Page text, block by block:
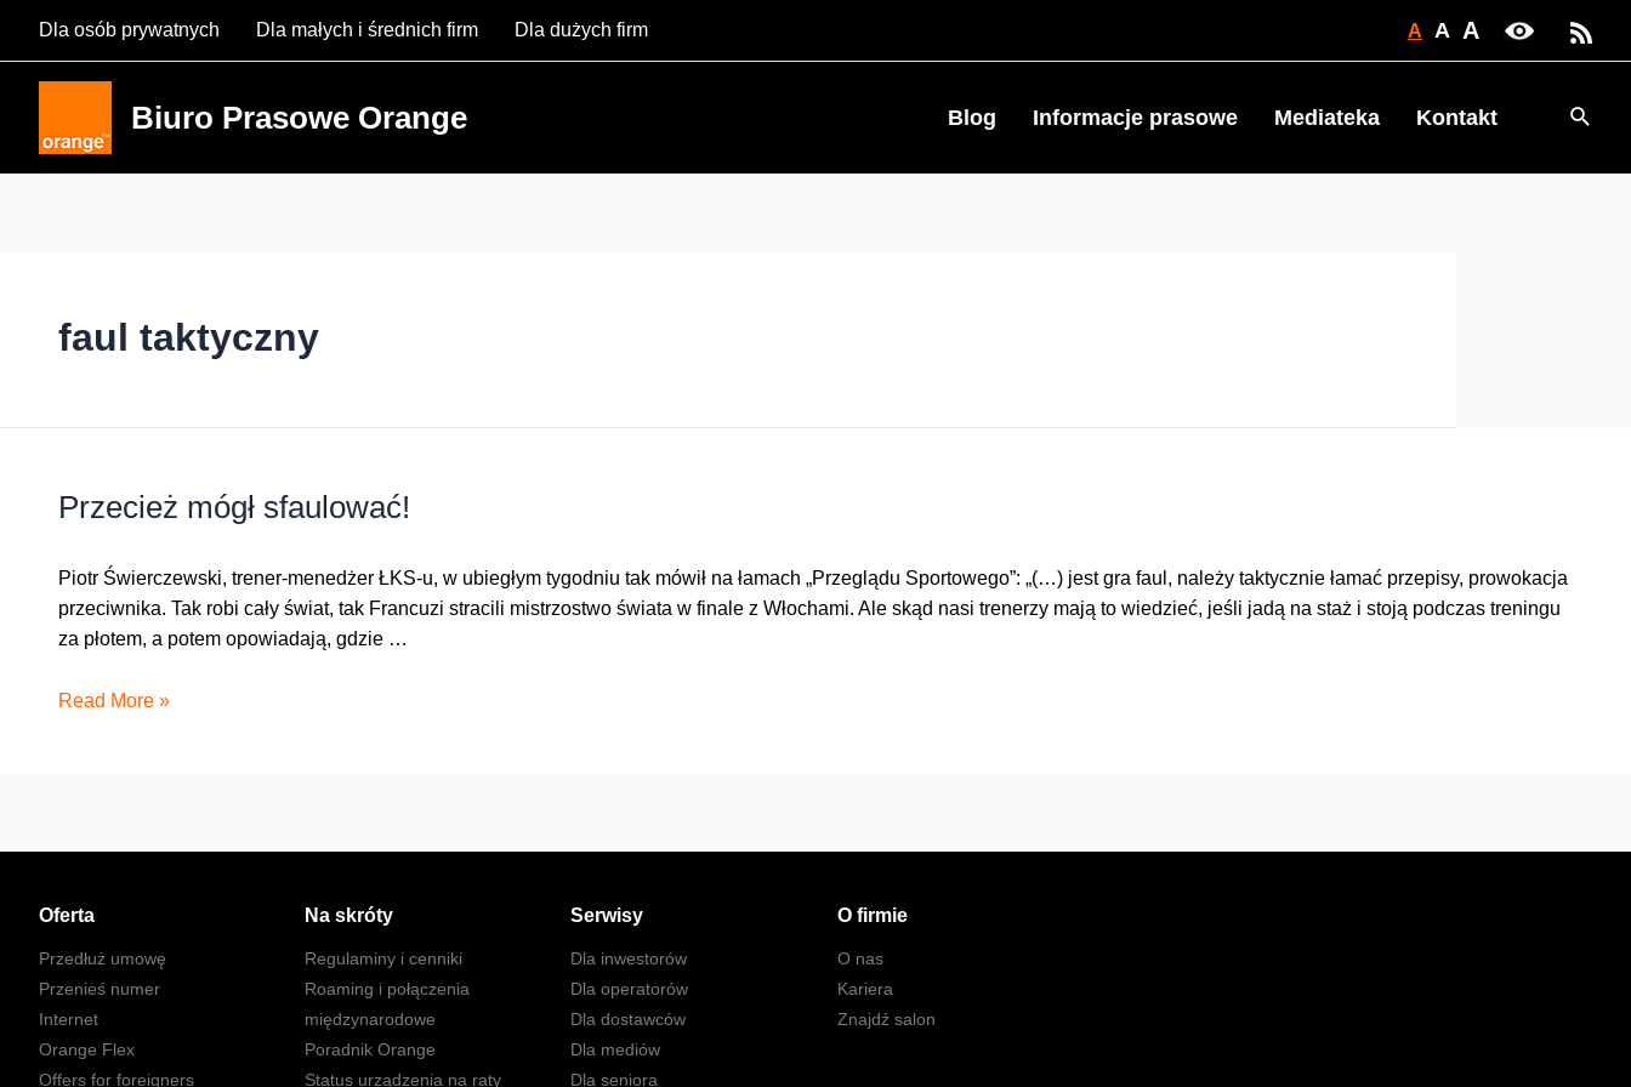
Dla osób prywatnych Dla małych i średnich firm Dla dużych firm A A A
Biuro Prasowe Orange Blog Informacje prasowe Mediateka Kontakt
faul taktyczny
Przecież mógł sfaulować!
Piotr Świerczewski, trener-menedżer ŁKS-u, w ubiegłym tygodniu tak mówił na łamach „Przeglądu Sportowego”: „(…) jest gra faul, należy taktycznie łamać przepisy, prowokacja
przeciwnika. Tak robi cały świat, tak Francuzi stracili mistrzostwo świata w finale z Włochami. Ale skąd nasi trenerzy mają to wiedzieć, jeśli jadą na staż i stoją podczas treningu
za płotem, a potem opowiadają, gdzie …
Przecież
Read More »
Oferta
Przedłuż umowę
Przenieś numer
Internet
Orange Flex
Offers for foreigners
Na skróty
Regulaminy i cenniki
Roaming i połączenia
międzynarodowe
Poradnik Orange
Status urządzenia na raty
Serwisy
Dla inwestorów
Dla operatorów
Dla dostawców
Dla mediów
Dla seniora
O firmie
O nas
Kariera
Znajdź salon